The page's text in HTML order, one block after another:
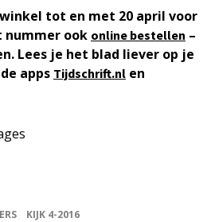
winkel tot en met 20 april voor
nummer ook online bestellen –
Lees je het blad liever op je
apps Tijdschrift.nl en
KIJK 4-2016